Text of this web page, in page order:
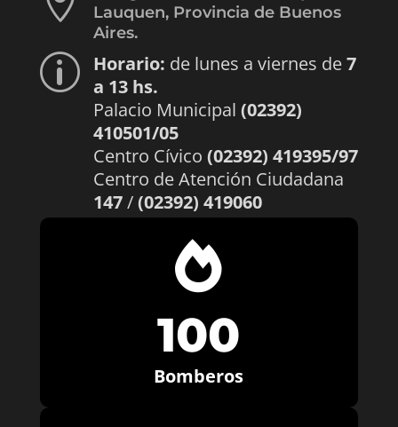
Lauquen, Provincia de Buenos
Aires.
p Horario: de lunes a viernes de7
a 13 hs.
Palacio Municipal (02392)
410501/05
Centro Cívico (02392) 419395/97
Centro de Atención Ciudadana
147/(02392) 419060

100
Bomberos